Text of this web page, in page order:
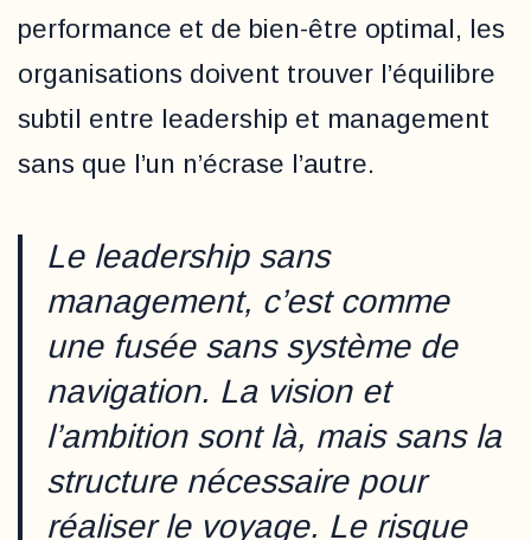
performance et de bien-être optimal, les
organisations doivent trouver l’équilibre
subtil entre leadership et management
sans que l’un n’écrase l’autre.
Le leadership sans
management, c’est comme
une fusée sans système de
navigation. La vision et
l’ambition sont là, mais sans la
structure nécessaire pour
réaliser le voyage. Le risque